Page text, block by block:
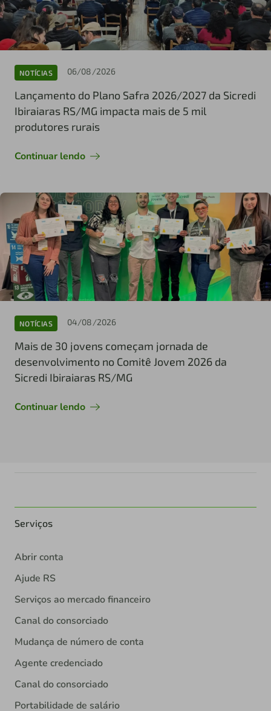
NOTÍCIAS 06/08/2026
Lançamento do Plano Safra 2026/2027 da Sicredi
Ibiraiaras RS/MG impacta mais de 5 mil
produtores rurais
Continuar lendo
NOTÍCIAS 04/08/2026
Mais de 30 jovens começam jornada de
desenvolvimento no Comitê Jovem 2026 da
Sicredi Ibiraiaras RS/MG
Continuar lendo
Serviços
Abrir conta
Ajude RS
Serviços ao mercado financeiro
Canal do consorciado
Mudança de número de conta
Agente credenciado
Canal do consorciado
Portabilidade de salário